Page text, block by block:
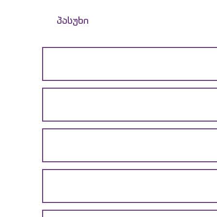
პასუხი